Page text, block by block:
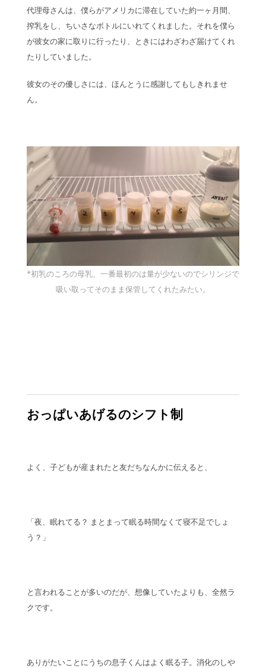
代理母さんは、僕らがアメリカに滞在していた約一ヶ月間、
搾乳をし、ちいさなボトルにいれてくれました。それを僕ら
が彼女の家に取りに行ったり、ときにはわざわざ届けてくれ
たりしていました。
彼女のその優しさには、ほんとうに感謝してもしきれませ
ん。
*初乳のころの母乳、一番最初のは量が少ないのでシリンジで
吸い取ってそのまま保管してくれたみたい。
おっぱいあげるのシフト制
よく、子どもが産まれたと友だちなんかに伝えると、
「夜、眠れてる？ まとまって眠る時間なくて寝不足でしょ
う？」
と言われることが多いのだが、想像していたよりも、全然ラ
クです。
ありがたいことにうちの息子くんはよく眠る子。消化のしや